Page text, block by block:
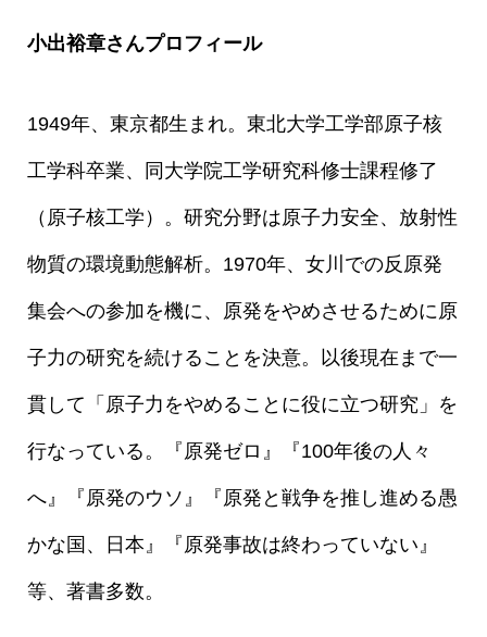
小出裕章さんプロフィール
1949年、東京都生まれ。東北大学工学部原子核
工学科卒業、同大学院工学研究科修士課程修了
（原子核工学）。研究分野は原子力安全、放射性
物質の環境動態解析。1970年、女川での反原発
集会への参加を機に、原発をやめさせるために原
子力の研究を続けることを決意。以後現在まで一
貫して「原子力をやめることに役に立つ研究」を
行なっている。『原発ゼロ』『100年後の人々
へ』『原発のウソ』『原発と戦争を推し進める愚
かな国、日本』『原発事故は終わっていない』
等、著書多数。